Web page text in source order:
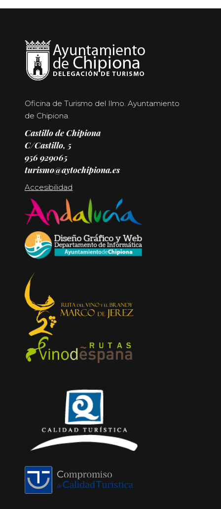
Oficina de Turismo del Ilmo. Ayuntamiento
de Chipiona.
Castillo de Chipiona
C/Castillo, 5
956 929065
turismo@aytochipiona.es
Accesibilidad